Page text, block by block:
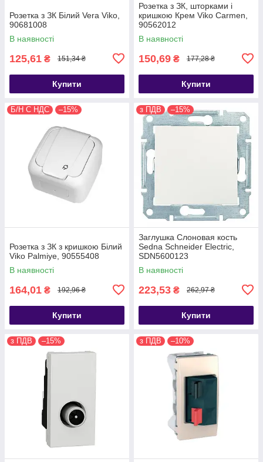
Розетка з ЗК Білий Vera Viko,
90681008
В наявності
125,61 ₴ 151,34 ₴
Купити
Розетка з ЗК, шторками і
кришкою Крем Viko Carmen,
90562012
В наявності
150,69 ₴ 177,28 ₴
Купити
Б/Н С НДС –15%
Розетка з ЗК з кришкою Білий
Viko Palmiye, 90555408
В наявності
164,01 ₴ 192,96 ₴
Купити
з ПДВ –15%
Заглушка Слоновая кость
Sedna Schneider Electric,
SDN5600123
В наявності
223,53 ₴ 262,97 ₴
Купити
з ПДВ –15% з ПДВ –10%